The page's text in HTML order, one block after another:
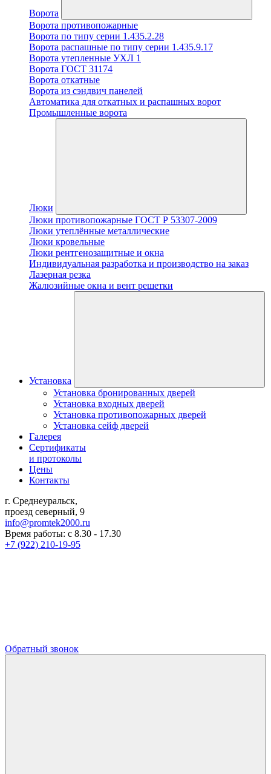
Ворота
Ворота противопожарные
Ворота по типу серии 1.435.2.28
Ворота распашные по типу серии 1.435.9.17
Ворота утепленные УХЛ 1
Ворота ГОСТ 31174
Ворота откатные
Ворота из сэндвич панелей
Автоматика для откатных и распашных ворот
Промышленные ворота
Люки
Люки противопожарные ГОСТ Р 53307-2009
Люки утеплённые металлические
Люки кровельные
Люки рентгенозащитные и окна
Индивидуальная разработка и производство на заказ
Лазерная резка
Жалюзийные окна и вент решетки
Установка
Установка бронированных дверей
Установка входных дверей
Установка противопожарных дверей
Установка сейф дверей
Галерея
Сертификаты
и протоколы
Цены
Контакты
г. Среднеуральск,
проезд северный, 9
info@promtek2000.ru
Время работы: с 8.30 - 17.30
+7 (922) 210-19-95
Обратный звонок